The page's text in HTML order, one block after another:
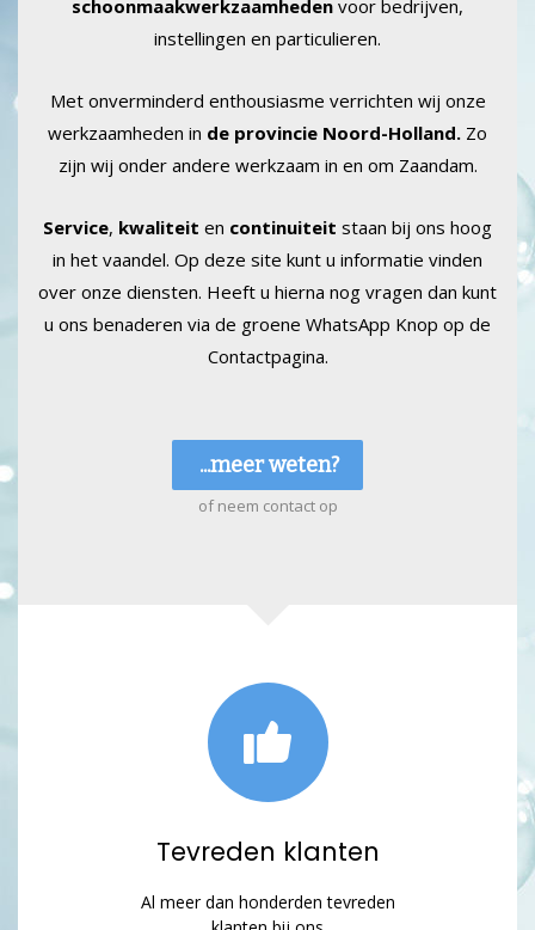
schoonmaakwerkzaamheden voor bedrijven,
instellingen en particulieren.
Met onverminderd enthousiasme verrichten wij onze
werkzaamheden in de provincie Noord-Holland. Zo
zijn wij onder andere werkzaam in en om Zaandam.
Service, kwaliteit en continuiteit staan bij ons hoog
in het vaandel. Op deze site kunt u informatie vinden
over onze diensten. Heeft u hierna nog vragen dan kunt
u ons benaderen via de groene WhatsApp Knop op de
Contactpagina.
...meer weten?
of neem contact op
Tevreden klanten
Al meer dan honderden tevreden